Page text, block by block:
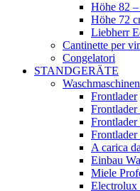
Höhe 82
Höhe 72
Liebherr
Cantinette per
Congelatori
STANDGERÄTE
Waschmaschinen
Frontlader
A carica
Einbau
Miele